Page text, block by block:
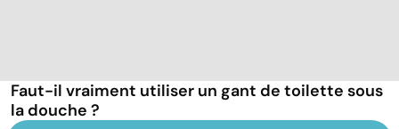
Faut-il vraiment utiliser un gant de toilette sous
la douche ?